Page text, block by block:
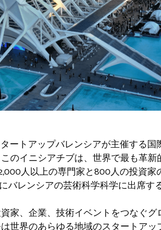
ートアップバレンシアが主催する
のイニシアチブは、世界で最も革
人以上の専門家と800人の投資
バレンシアの芸術科学科学に出席す
家、企業、技術イベントをつなぐ